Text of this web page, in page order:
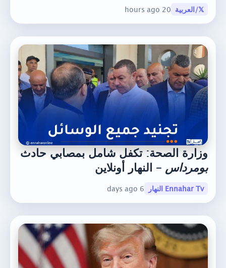
𝕏/العربية 20 hours ago
وزارة الصحة: تكفل شامل بمصابي حادث
بومرداس – النهار أونلاين
Ennahar Tv النهار 6 days ago